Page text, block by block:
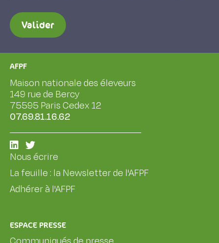
Valider
AFPF
Maison nationale des éleveurs
149 rue de Bercy
75595 Paris Cedex 12
07.69.81.16.62
Nous écrire
La feuille : la Newsletter de l'AFPF
Adhérer à l'AFPF
ESPACE PRESSE